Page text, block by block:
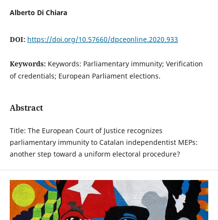
Alberto Di Chiara
DOI: https://doi.org/10.57660/dpceonline.2020.933
Keywords: Keywords: Parliamentary immunity; Verification
of credentials; European Parliament elections.
Abstract
Title: The European Court of Justice recognizes
parliamentary immunity to Catalan independentist MEPs:
another step toward a uniform electoral procedure?